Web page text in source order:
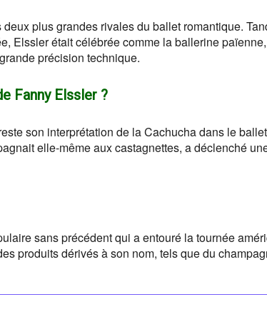
plus grandes rivales du ballet romantique.
Elssler était célébrée comme la ballerine
précision technique.
Fanny Elssler ?
son interprétation de la Cachucha dans le
elle-même aux castagnettes, a déclenché
sans précédent qui a entouré la tournée
produits dérivés à son nom, tels que du